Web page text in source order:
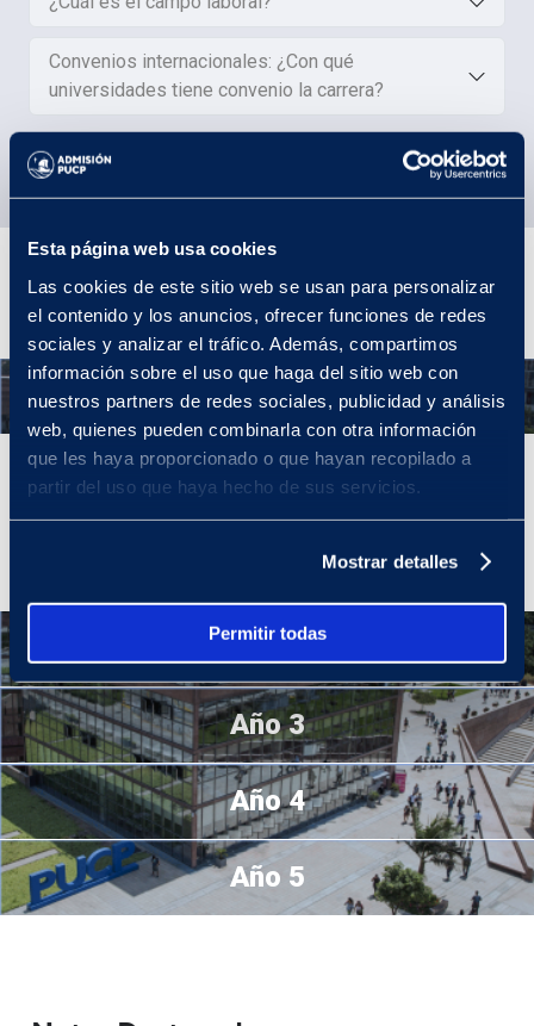
Esta página web usa cookies
Las cookies de este sitio web se usan para personalizar
el contenido y los anuncios, ofrecer funciones de redes
sociales y analizar el tráfico. Además, compartimos
información sobre el uso que haga del sitio web con
nuestros partners de redes sociales, publicidad y análisis
web, quienes pueden combinarla con otra información
que les haya proporcionado o que hayan recopilado a
partir del uso que haya hecho de sus servicios.
Mostrar detalles
Permitir todas
Convenios internacionales: ¿Con qué
universidades tiene convenio la carrera?
Plan de estudios
Año 1
Año 1
En tu primer año llevarás cursos de actuación y entrenamiento
Año 2
Año 3
Año 4
Año 5